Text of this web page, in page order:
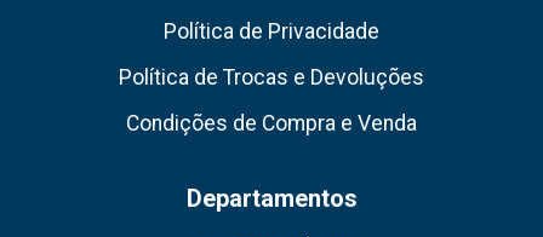
Política de Privacidade
Política de Trocas e Devoluções
Condições de Compra e Venda
Departamentos